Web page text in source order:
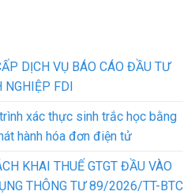
DỊCH VỤ BÁO CÁO ĐẦU TƯ
FDI
xác thực sinh trắc học bằng
hành hóa đơn điện tử
KHAI THUẾ GTGT ĐẦU VÀO
THÔNG TƯ 89/2026/TT-BTC